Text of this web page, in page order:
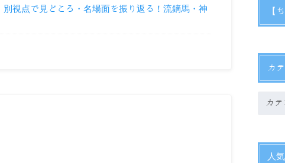
別視点で見どころ・名場面を振り返る！流鏑馬・神
【
カ
人